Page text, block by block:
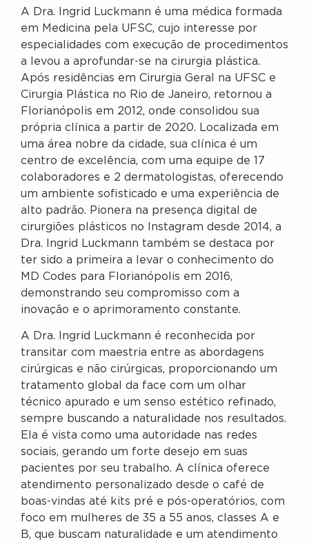
A Dra. Ingrid Luckmann é uma médica formada
em Medicina pela UFSC, cujo interesse por
especialidades com execução de procedimentos
a levou a aprofundar-se na cirurgia plástica.
Após residências em Cirurgia Geral na UFSC e
Cirurgia Plástica no Rio de Janeiro, retornou a
Florianópolis em 2012, onde consolidou sua
própria clínica a partir de 2020. Localizada em
uma área nobre da cidade, sua clínica é um
centro de excelência, com uma equipe de 17
colaboradores e 2 dermatologistas, oferecendo
um ambiente sofisticado e uma experiência de
alto padrão. Pionera na presença digital de
cirurgiões plásticos no Instagram desde 2014, a
Dra. Ingrid Luckmann também se destaca por
ter sido a primeira a levar o conhecimento do
MD Codes para Florianópolis em 2016,
demonstrando seu compromisso com a
inovação e o aprimoramento constante.
A Dra. Ingrid Luckmann é reconhecida por
transitar com maestria entre as abordagens
cirúrgicas e não cirúrgicas, proporcionando um
tratamento global da face com um olhar
técnico apurado e um senso estético refinado,
sempre buscando a naturalidade nos resultados.
Ela é vista como uma autoridade nas redes
sociais, gerando um forte desejo em suas
pacientes por seu trabalho. A clínica oferece
atendimento personalizado desde o café de
boas-vindas até kits pré e pós-operatórios, com
foco em mulheres de 35 a 55 anos, classes A e
B, que buscam naturalidade e um atendimento